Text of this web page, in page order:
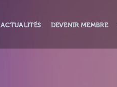
ACTUALITÉS DEVENIR MEMBRE